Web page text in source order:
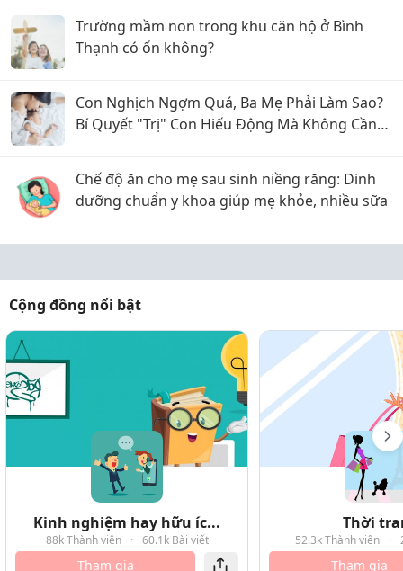
Trường mầm non trong khu căn hộ ở Bình
Thạnh có ổn không?
Con Nghịch Ngợm Quá, Ba Mẹ Phải Làm Sao?
Bí Quyết "Trị" Con Hiếu Động Mà Không Cần
Chế độ ăn cho mẹ sau sinh niềng răng: Dinh
dưỡng chuẩn y khoa giúp mẹ khỏe, nhiều sữa
Cộng đồng nổi bật
Kinh nghiệm hay hữu íc...
88k Thành viên · 60.1k Bài viết
Tham gia
Thời
52.3k Thành viên ·
Tham gia